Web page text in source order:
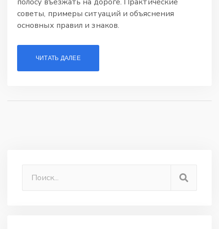
советы, примеры ситуаций и объяснения
основных правил и знаков.
ЧИТАТЬ ДАЛЕЕ